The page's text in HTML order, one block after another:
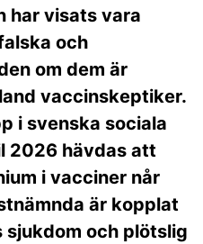
har visats vara
och
om dem är
vaccinskeptiker.
i svenska sociala
2026 hävdas att
i vacciner når
är kopplat
sjukdom och plötslig